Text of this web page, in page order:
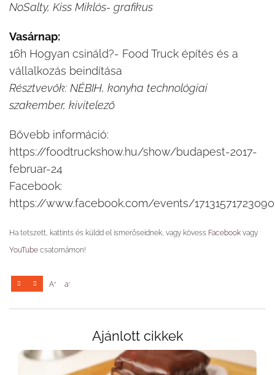
NoSalty, Kiss Miklós- grafikus
Vasárnap:
16h Hogyan csináld?- Food Truck építés és a
vállalkozás beindítása
Résztvevők: NÉBIH, konyha technológiai
szakember, kivitelező
Bővebb információ:
https://foodtruckshow.hu/show/budapest-2017-
februar-24
Facebook:
https://www.facebook.com/events/
Ha tetszett, kattints és küldd el ismerőseidnek, vagy kövess Facebook vagy
YouTube csatornámon!
A+ a-
Ajánlott cikkek